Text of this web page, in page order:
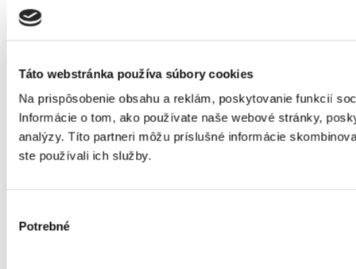
Táto webstránka používa súbory cookies
Na prispôsobenie obsahu a reklám, poskytovanie funkcií
Informácie o tom, ako používate naše webové stránky,
analýzy. Títo partneri môžu príslušné informácie
ste používali ich služby.
súhlasu
Potrebné